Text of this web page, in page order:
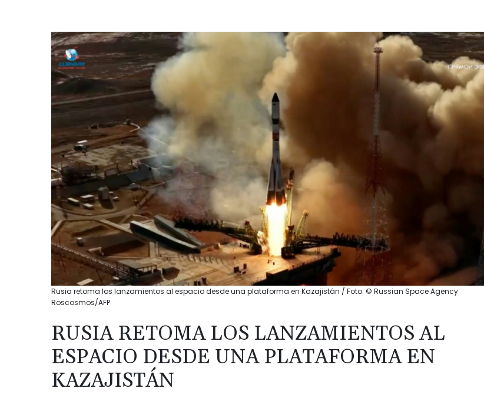
Rusia retoma los lanzamientos al espacio desde una plataforma en Kazajistán / Foto: © Russian Space Agency
Roscosmos/AFP
RUSIA RETOMA LOS LANZAMIENTOS AL
ESPACIO DESDE UNA PLATAFORMA EN
KAZAJISTÁN